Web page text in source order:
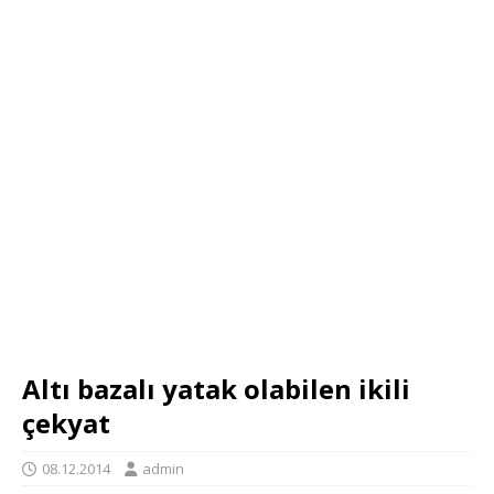
Altı bazalı yatak olabilen ikili
çekyat
08.12.2014 admin